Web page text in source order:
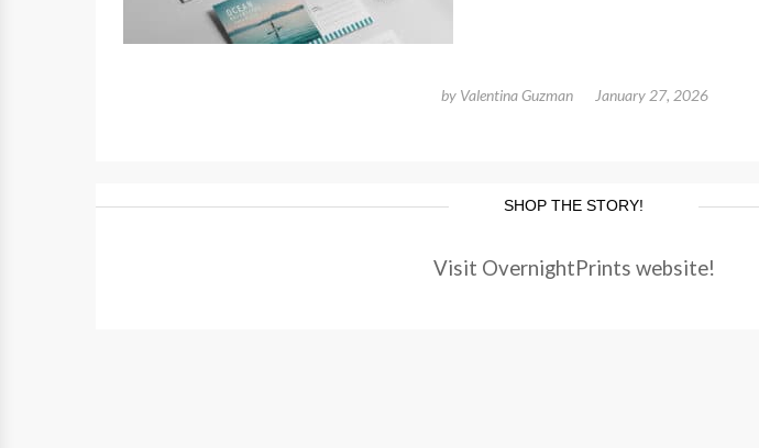
by Valentina Guzman January 27, 2026
SHOP THE STORY!
Visit OvernightPrints website!